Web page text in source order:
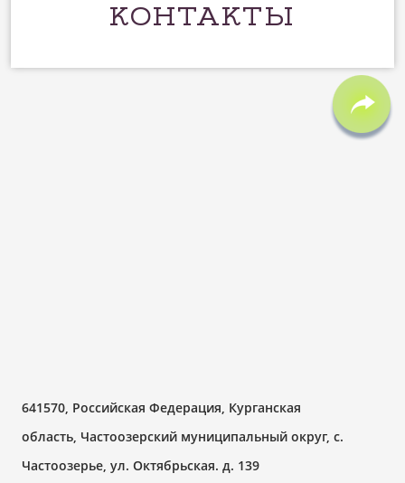
КОНТАКТЫ
641570, Российская Федерация, Курганская
область, Частоозерский муниципальный округ, с.
Частоозерье, ул. Октябрьская. д. 139